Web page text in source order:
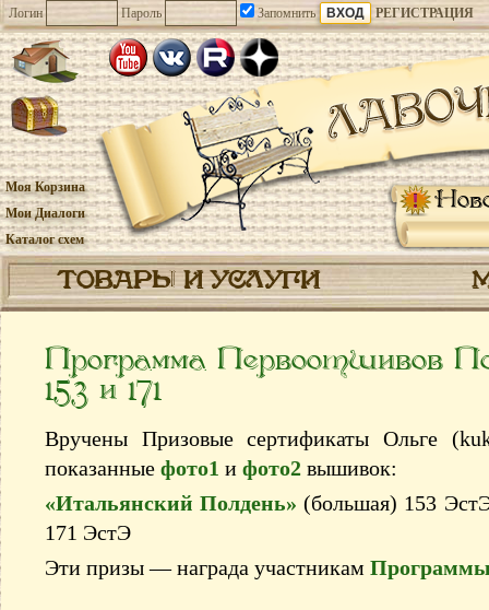
Логин Пароль Запомнить РЕГИСТРАЦИЯ
Моя Корзина
Мои Диалоги
Каталог схем
ТОВАРЫ И УСЛУГИ
Программа Первоотшивов
153 и 171
Вручены Призовые сертификаты Ольге
показанные фото1 и фото2 вышивок:
«Итальянский Полдень» (большая) 153
171 ЭстЭ
Эти призы — награда участникам